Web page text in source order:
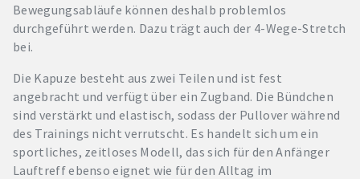
Bewegungsabläufe können deshalb problemlos
durchgeführt werden. Dazu trägt auch der 4-Wege-Stretch
bei.
Die Kapuze besteht aus zwei Teilen und ist fest
angebracht und verfügt über ein Zugband. Die Bündchen
sind verstärkt und elastisch, sodass der Pullover während
des Trainings nicht verrutscht. Es handelt sich um ein
sportliches, zeitloses Modell, das sich für den Anfänger
Lauftreff ebenso eignet wie für den Alltag im